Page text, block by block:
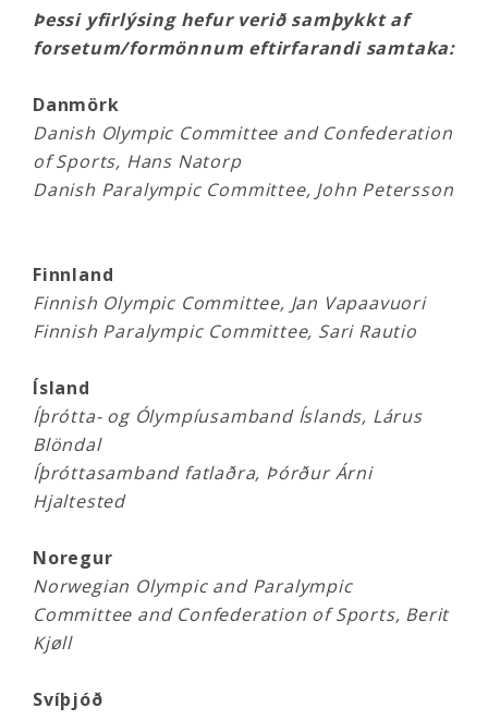
Þessi yfirlýsing hefur verið samþykkt af
forsetum/formönnum eftirfarandi samtaka:
Danmörk
Danish Olympic Committee and Confederation
of Sports, Hans Natorp
Danish Paralympic Committee, John Petersson
Finnland
Finnish Olympic Committee, Jan Vapaavuori
Finnish Paralympic Committee, Sari Rautio
Ísland
Íþrótta- og Ólympíusamband Íslands, Lárus
Blöndal
Íþróttasamband fatlaðra, Þórður Árni
Hjaltested
Noregur
Norwegian Olympic and Paralympic
Committee and Confederation of Sports, Berit
Kjøll
Svíþjóð